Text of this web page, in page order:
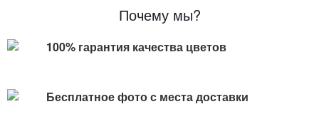
Почему мы?
100% гарантия качества цветов
Бесплатное фото с места доставки